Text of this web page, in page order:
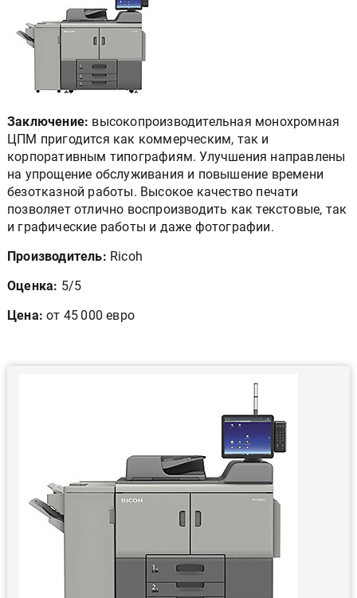
Заключение: высокопроизводительная монохромная
ЦПМ пригодится как коммерческим, так и
корпоративным типографиям. Улучшения направлены
на упрощение обслуживания и повышение времени
безотказной работы. Высокое качество печати
позволяет отлично воспроизводить как текстовые, так
и графические работы и даже фотографии.
Производитель: Ricoh
Оценка: 5/5
Цена: от 45 000 евро